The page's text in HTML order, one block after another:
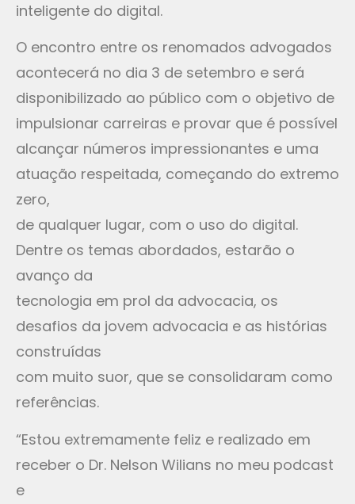
inteligente do digital.
O encontro entre os renomados advogados
acontecerá no dia 3 de setembro e será
disponibilizado ao público com o objetivo de
impulsionar carreiras e provar que é possível
alcançar números impressionantes e uma
atuação respeitada, começando do extremo
zero,
de qualquer lugar, com o uso do digital.
Dentre os temas abordados, estarão o
avanço da
tecnologia em prol da advocacia, os
desafios da jovem advocacia e as histórias
construídas
com muito suor, que se consolidaram como
referências.
“Estou extremamente feliz e realizado em
receber o Dr. Nelson Wilians no meu podcast
e